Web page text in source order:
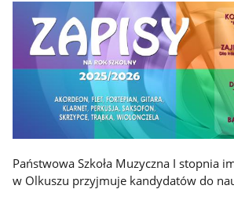
Państwowa Szkoła Muzyczna I stopnia
w Olkuszu przyjmuje kandydatów do